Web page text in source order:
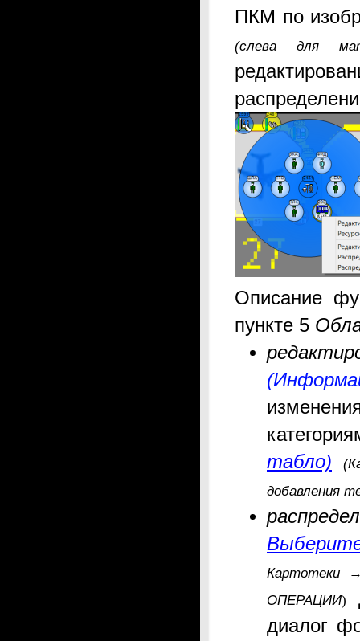
ПКМ по
(слева для
Описание
пункте 5
табло)
добавления
Картотеки
ОПЕРАЦИИ)
диалог